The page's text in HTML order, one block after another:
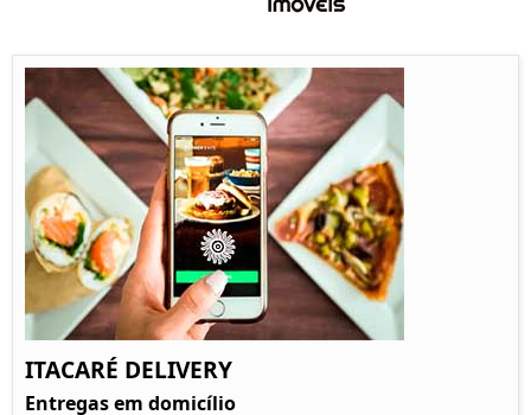
ITACARÉ DELIVERY
Entregas em domicílio